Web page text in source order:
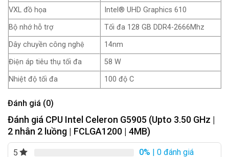
VXL đồ họa
Intel® UHD Graphics 610
Bộ nhớ hỗ trợ
Tối đa 128 GB DDR4-2666Mhz
Dây chuyền công nghệ
14nm
Điện áp tiêu thụ tối đa
58 W
Nhiệt độ tối đa
100 độ C
Đánh giá (0)
Đánh giá CPU Intel Celeron G5905 (Upto 3.50 GHz |
2 nhân 2 luồng | FCLGA1200 | 4MB)
5 0% | 0 đánh giá